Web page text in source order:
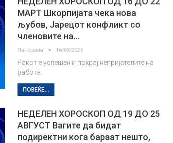
МАРТ Шкорпијата чека нова
љубов, Јарецот конфликт со
членовите на…
Панорама 16/03/2026
Ракот е успешен и покрај непријателите на
работа.
ПОВЕЌЕ...
НЕДЕЛЕН ХОРОСКОП ОД 19 ДО 25
АВГУСТ Вагите да бидат
подиректни кога бараат нешто,